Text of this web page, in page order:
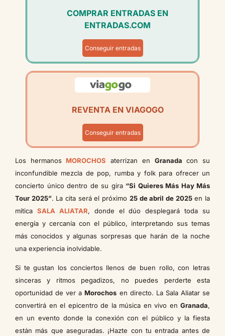
COMPRAR ENTRADAS EN
ENTRADAS.COM
Conseguir entradas
REVENTA EN VIAGOGO
Conseguir entradas
Los hermanosMOROCHOS aterrizan en Granada con su
inconfundible mezcla de pop, rumba y folk para ofrecer un
concierto único dentro de su gira “Si Quieres Más Hay Más
Tour 2025”. La cita será el próximo 25 de abril de 2025en la
mítica SALA ALIATAR, donde el dúo desplegará toda su
energía y cercanía con el público, interpretando sus temas
más conocidos y algunas sorpresas que harán de la noche
una experiencia inolvidable.
Si te gustan los conciertos llenos de buen rollo, con letras
sinceras y ritmos pegadizos, no puedes perderte esta
oportunidad de ver aMorochos en directo. La Sala Aliatar se
convertirá en el epicentro de la música en vivo en Granada,
en un evento donde la conexión con el público y la fiesta
están más que aseguradas. ¡Hazte con tu entrada antes de